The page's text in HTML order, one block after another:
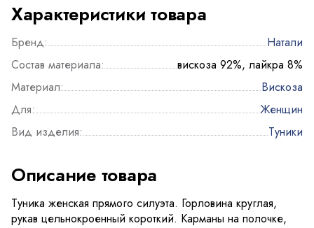
Характеристики товара
Бренд:
Натали
Состав материала:
вискоза 92%, лайкра 8%
Материал:
Вискоза
Для:
Женщин
Вид изделия:
Туники
Описание товара
Туника женская прямого силуэта. Горловина круглая,
рукав цельнокроенный короткий. Карманы на полочке,